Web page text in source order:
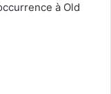
à Old